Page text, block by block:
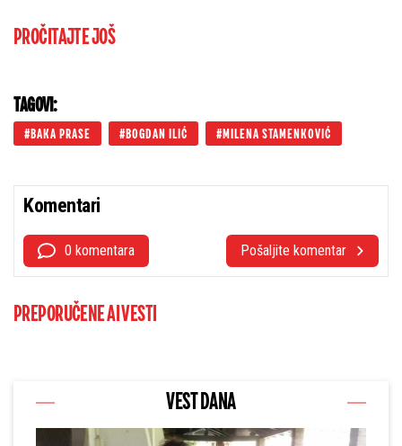
PROČITAJTE JOŠ
TAGOVI:
BAKA PRASE BOGDAN ILIĆ MILENA STAMENKOVIĆ
Komentari
0 komentara Pošaljite komentar
PREPORUČENE AI VESTI
VEST DANA